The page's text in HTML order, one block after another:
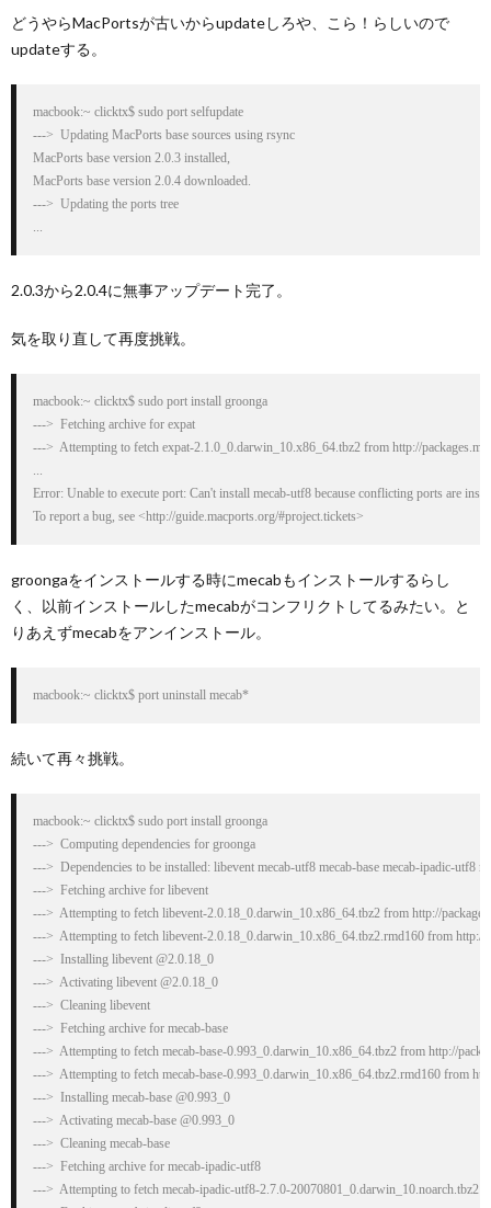
どうやらMacPortsが古いからupdateしろや、こら！らしいので
updateする。
macbook:~ clicktx$ sudo port selfupdate
--->  Updating MacPorts base sources using rsync
MacPorts base version 2.0.3 installed,
MacPorts base version 2.0.4 downloaded.
--->  Updating the ports tree
2.0.3から2.0.4に無事アップデート完了。
気を取り直して再度挑戦。
macbook:~ clicktx$ sudo port install groonga
--->  Fetching archive for expat
--->  Attempting to fetch expat-2.1.0_0.darwin_10.x86_64.tbz2 from http://
Error: Unable to execute port: Can't install mecab-utf8 because conflicting ports are
To report a bug, see <http://guide.macports.org/#project.tickets>
groongaをインストールする時にmecabもインストールするらし
く、以前インストールしたmecabがコンフリクトしてるみたい。と
りあえずmecabをアンインストール。
macbook:~ clicktx$ port uninstall mecab*
続いて再々挑戦。
macbook:~ clicktx$ sudo port install groonga
--->  Computing dependencies for groonga
--->  Dependencies to be installed: libevent mecab-utf8 mecab-base mecab-ipadic-utf8
--->  Fetching archive for libevent
--->  Attempting to fetch libevent-2.0.18_0.darwin_10.x86_64.tbz2 from http://
--->  Attempting to fetch libevent-2.0.18_0.darwin_10.x86_64.tbz2.rmd160 from http://
--->  Installing libevent @2.0.18_0
--->  Activating libevent @2.0.18_0
--->  Cleaning libevent
--->  Fetching archive for mecab-base
--->  Attempting to fetch mecab-base-0.993_0.darwin_10.x86_64.tbz2 from http://
--->  Attempting to fetch mecab-base-0.993_0.darwin_10.x86_64.tbz2.rmd160 from
--->  Installing mecab-base @0.993_0
--->  Activating mecab-base @0.993_0
--->  Cleaning mecab-base
--->  Fetching archive for mecab-ipadic-utf8
--->  Attempting to fetch mecab-ipadic-utf8-2.7.0-20070801_0.darwin_10.noarch.tbz2